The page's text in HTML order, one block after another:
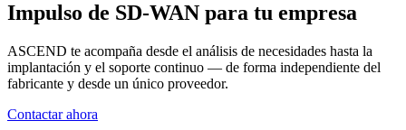
Impulso de SD-WAN para tu empresa
ASCEND te acompaña desde el análisis de necesidades hasta la
implantación y el soporte continuo — de forma independiente del
fabricante y desde un único proveedor.
Contactar ahora